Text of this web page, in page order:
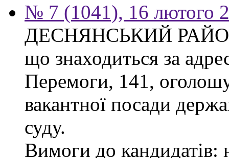
№ 7 (1041), 16 лютого
ДЕСНЯНСЬКИЙ
що знаходиться за
Перемоги, 141,
вакантної посади
суду.
Вимоги до кандидатів: